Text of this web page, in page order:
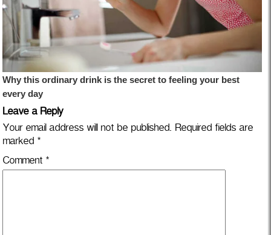
Leave a Reply
Your email address will not be published. Required fields are
marked *
Comment *